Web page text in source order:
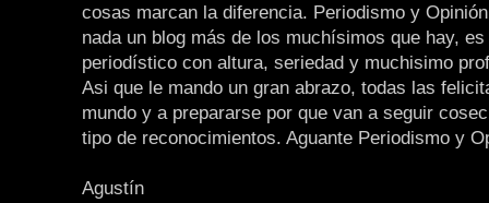
cosas marcan la diferencia. Periodismo y
nada un blog más de los muchísimos que hay, es
periodístico con altura, seriedad y muchisimo
Asi que le mando un gran abrazo, todas las
mundo y a prepararse por que van a seguir
tipo de reconocimientos. Aguante Periodismo y
Agustín